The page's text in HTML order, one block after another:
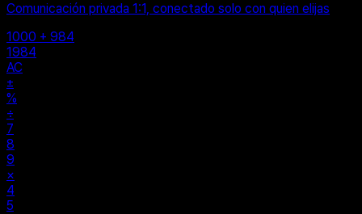
Comunicación privada 1:1, conectado solo con quien elijas
1000 + 984
1984
AC
±
%
÷
7
8
9
×
4
5